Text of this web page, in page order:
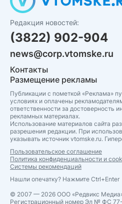
Редакция новостей:
(3822) 902-904
news@corp.vtomske.ru
Контакты
Размещение рекламы
Публикации с пометкой «Реклама»
условиях и оплачены
ответственности за достоверность
рекламных материалах.
Использование материалов сайта
разрешения редакции. При
указывать источник vtomske.ru.
Пользовательское соглашение
Политика конфиденциальности и
Системы рекомендаций
Нашли опечатку? Нажмите Ctrl+Enter
© 2007 — 2026 ООО «Редвикс
Регистрационный номер Эл № ФС